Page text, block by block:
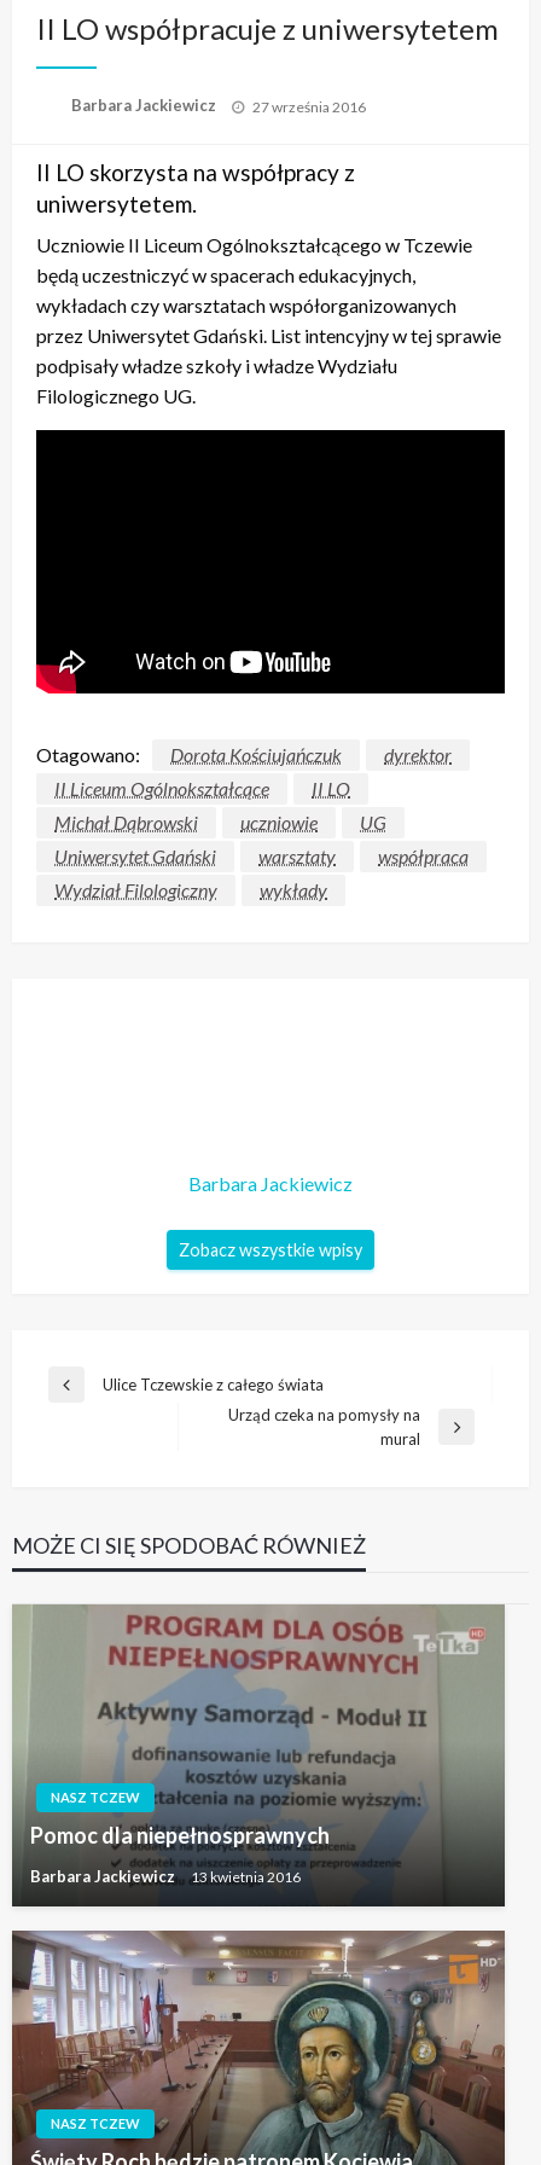
II LO współpracuje z uniwersytetem
Barbara Jackiewicz
Opublikowane
27 września 2016
II LO skorzysta na współpracy z
uniwersytetem.
Uczniowie II Liceum Ogólnokształcącego w Tczewie
będą uczestniczyć w spacerach edukacyjnych,
wykładach czy warsztatach współorganizowanych
przez Uniwersytet Gdański. List intencyjny w tej sprawie
podpisały władze szkoły i władze Wydziału
Filologicznego UG.
Otagowano: Dorota Kościujańczuk
dyrektor
II Liceum Ogólnokształcące
II LO
Michał Dąbrowski
uczniowie
UG
Uniwersytet Gdański
warsztaty
współpraca
Wydział Filologiczny
wykłady
Barbara Jackiewicz
Zobacz wszystkie wpisy
Nawigacja
Poprzedni
Ulice Tczewskie z całego świata
Urząd czeka na pomysły na
mural
MOŻE CI SIĘ SPODOBAĆ RÓWNIEŻ
NASZ TCZEW
Pomoc dla niepełnosprawnych
Barbara Jackiewicz 13 kwietnia 2016
NASZ TCZEW